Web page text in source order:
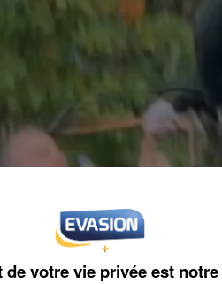
de votre vie privée est